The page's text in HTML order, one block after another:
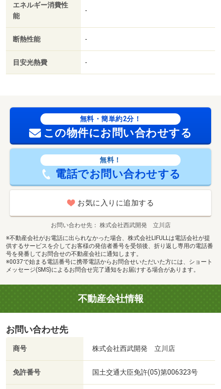
エネルギー消費性
能
-
断熱性能 -
目安光熱費 -
無料・簡単約2分！
この物件にお問い合わせする
無料！
電話でお問い合わせする
お気に入りに追加する
お問い合わせ先
株式会社西武開発 立川店
※不動産会社がお電話に出られなかった場合、株式会社LIFULLは電話会社が提
供するサービスを介してお客様の発信者番号を受領後、折り返し専用の電話番
号を発番してお問合せの不動産会社に通知します。
※0037で始まる電話番号に携帯電話からお問合せいただいた方には、ショート
メッセージ(SMS)によるお問合せ完了通知をお届けする場合があります。
不動産会社情報
お問い合わせ先
商号 株式会社西武開発 立川店
免許番号 国土交通大臣免許(05)第006323号